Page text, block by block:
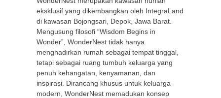
eksklusif yang dikembangkan oleh IntegraLand
di kawasan Bojongsari, Depok, Jawa Barat.
Mengusung filosofi “Wisdom Begins in
Wonder”, WonderNest tidak hanya
menghadirkan rumah sebagai tempat tinggal,
tetapi sebagai ruang tumbuh keluarga yang
penuh kehangatan, kenyamanan, dan
inspirasi. Dirancang khusus untuk keluarga
modern, WonderNest memadukan konsep